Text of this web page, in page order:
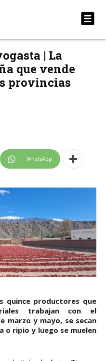
| La
que vende
provincias
WhatsApp
quince productores que
trabajan con el
marzo y mayo, se secan
o ripio y luego se muelen